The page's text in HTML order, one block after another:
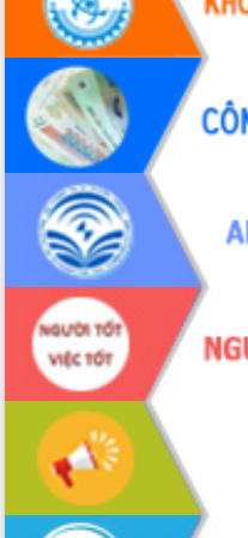
UBND tỉnh họp báo định kỳ tháng 4
năm 2026
Hội thảo khoa học “Giải pháp thúc đẩy
phát triển nền kinh tế xanh tại tỉnh
Đắk Lắk”
Tăng cường giám sát, đôn đốc thực
hiện nhiệm vụ quản lý tài sản công
hàng tuần
Tháo gỡ những vướng mắc, đẩy mạnh
công tác cải cách thủ tục hành chính
tại Trung tâm Phục vụ hành chính
công tỉnh
Đắk Lắk: Tôn vinh 46 giải pháp tại Hội
thi Sáng tạo Kỹ thuật 2024 - 2025
Đắk Lắk rà soát, điều chỉnh Đề án 190
về phát triển nuôi trồng thủy sản
Phó Chủ tịch UBND tỉnh Đắk Lắk
Trương Công Thái kiểm tra thực địa
Dự án cao tốc Khánh Hòa - Buôn Ma
Thuột